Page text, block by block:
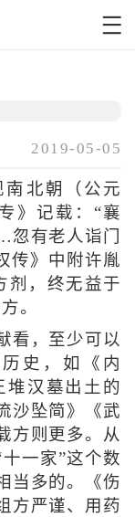
2019-05-05
北朝（公元
》记载：“襄
有老人诣门
传》中附许胤
剂，终无益于
。
，至少可以
史，如《内
堆汉墓出土的
沙坠简》《武
方则更多。从
一家”这个数
当多的。《伤
方严谨、用药